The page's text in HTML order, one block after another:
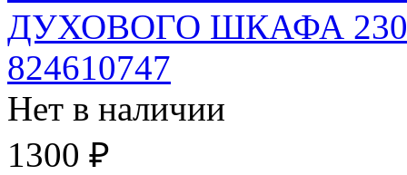
ДУХОВОГО ШКАФА 230V
824610747
Нет в наличии
1300 ₽